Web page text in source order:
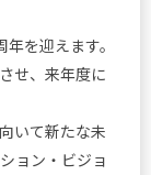
を迎えます。
せ、来年度に
いて新たな未
ョン・ビジョ